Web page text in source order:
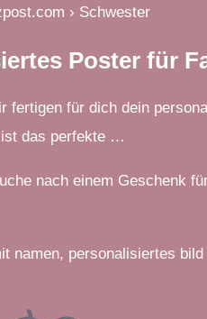
› Schwester
Poster für
fertigen für dich dein
das perfekte …
nach einem Geschenk
namen, personalisiertes